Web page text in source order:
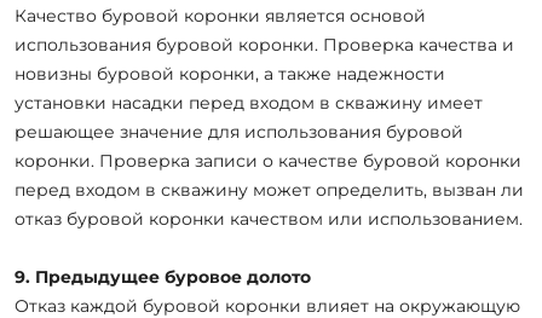
Качество буровой коронки является основой
использования буровой коронки. Проверка качества и
новизны буровой коронки, а также надежности
установки насадки перед входом в скважину имеет
решающее значение для использования буровой
коронки. Проверка записи о качестве буровой коронки
перед входом в скважину может определить, вызван ли
отказ буровой коронки качеством или использованием.
9. Предыдущее буровое долото
Отказ каждой буровой коронки влияет на окружающую